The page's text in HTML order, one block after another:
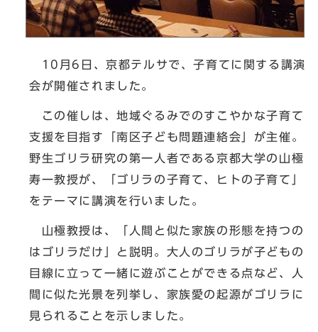
10月6日、京都テルサで、子育てに関する講演
会が開催されました。
この催しは、地域ぐるみでのすこやかな子育て
支援を目指す「南区子ども問題連絡会」が主催。
野生ゴリラ研究の第一人者である京都大学の山極
寿一教授が、「ゴリラの子育て、ヒトの子育て」
をテーマに講演を行いました。
山極教授は、「人間と似た家族の形態を持つの
はゴリラだけ」と説明。大人のゴリラが子どもの
目線に立って一緒に遊ぶことができる点など、人
間に似た光景を列挙し、家族愛の起源がゴリラに
見られることを示しました。